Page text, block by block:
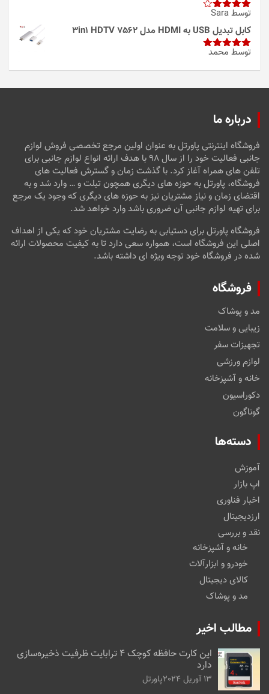
امتیاز4
از 5
توسط Sara
کابل تبدیل USB به HDMI مدل 3in1 HDTV 7562
امتیاز5از
توسط محمد
درباره ما
فروشگاه اینترنتی پاورتل به عنوان اولین مرجع تخصصی فروش لوازم
جانبی فعالیت خود را از سال ۹۸ با هدف ارائه انواع لوازم جانبی برای
تلفن های همراه آغاز کرد. با گذشت زمان و گسترش فعالیت های
فروشگاه، پاورتل به حوزه های دیگری همچون تبلت و … وارد شد و به
اقتضای زمان و نیاز مشتریان نیز به حوزه های دیگری که وجود یک مرجع
برای تهیه لوازم جانبی آن ضروری باشد وارد خواهد شد.
فروشگاه پاورتل برای دستیابی به رضایت مشتریان خود که یکی از اهداف
اصلی این فروشگاه است، همواره سعی دارد تا به کیفیت محصولات ارائه
شده در فروشگاه خود توجه ویژه ای داشته باشد.
فروشگاه
مد و پوشاک
زیبایی و سلامت
تجهیزات سفر
لوازم ورزشی
خانه و آشپزخانه
دکوراسیون
گوناگون
دسته‌ها
آموزش
اپ بازار
اخبار فناوری
ارزدیجیتال
نقد و بررسی
خانه و آشپزخانه
خودرو و ابزارآلات
کالای دیجیتال
مد و پوشاک
مطالب اخیر
این کارت حافظه کوچک ۴ ترابایت ظرفیت ذخیره‌سازی
دارد
13 آوریل 2024 پاورتل